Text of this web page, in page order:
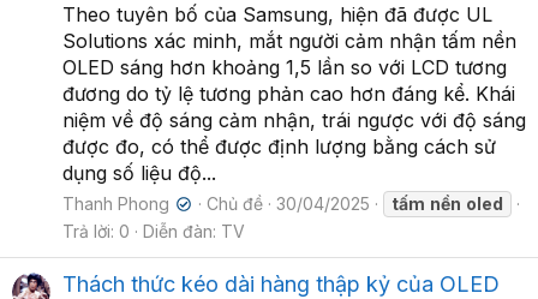
Theo tuyên bố của Samsung, hiện đã được UL
Solutions xác minh, mắt người cảm nhận tấm nền
OLED sáng hơn khoảng 1,5 lần so với LCD tương
đương do tỷ lệ tương phản cao hơn đáng kể. Khái
niệm về độ sáng cảm nhận, trái ngược với độ sáng
được đo, có thể được định lượng bằng cách sử
dụng số liệu độ...
Thanh Phong ✔ Chủ đề 30/04/2025 tấm nền oled
Trả lời: 0
Diễn đàn: TV
Thách thức kéo dài hàng thập kỷ của OLED